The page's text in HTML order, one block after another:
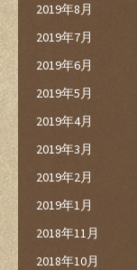
2019年8月
2019年7月
2019年6月
2019年5月
2019年4月
2019年3月
2019年2月
2019年1月
2018年11月
2018年10月